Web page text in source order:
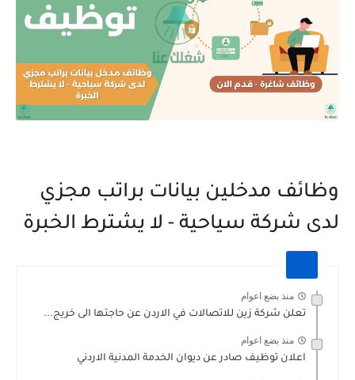
وظائف مدخلين بيانات براتب مجزي
لدى شركة سياحية - لا يشترط الخبرة
منذ بضع اعوام
تعلن شركة زين للاتصالات في الاردن عن حاجتها الى خريج...
منذ بضع اعوام
اعلان توظيف صادر عن ديوان الخدمة المدنية الاردني